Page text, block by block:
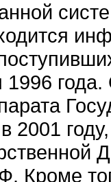
1996
2001
Кроме